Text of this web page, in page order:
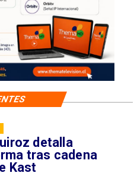
detalla
tras cadena
Kast